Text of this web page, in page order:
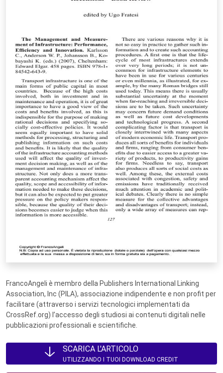
FrancoAngeli è membro della Publishers International Linking
Association, Inc (PILA), associazione indipendente e non profit per
facilitare (attraverso i servizi tecnologici implementati da
CrossRef.org) l’accesso degli studiosi ai contenuti digitali nelle
pubblicazioni professionali e scientifiche.
SCARICA L'ARTICOLO
UTILIZZANDO I TUOI DOWNLOAD CREDIT